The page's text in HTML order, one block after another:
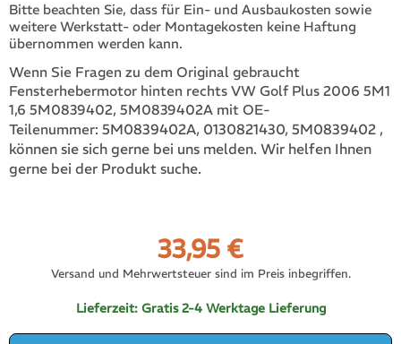
Bitte beachten Sie, dass für Ein- und Ausbaukosten sowie
weitere Werkstatt- oder Montagekosten keine Haftung
übernommen werden kann.
Wenn Sie Fragen zu dem Original gebraucht
Fensterhebermotor hinten rechts VW Golf Plus 2006 5M1
1,6 5M0839402, 5M0839402A mit OE-
Teilenummer: 5M0839402A, 0130821430, 5M0839402 ,
können sie sich gerne bei uns melden. Wir helfen Ihnen
gerne bei der Produkt suche.
33,95 €
Versand und Mehrwertsteuer sind im Preis inbegriffen.
Lieferzeit: Gratis 2-4 Werktage Lieferung